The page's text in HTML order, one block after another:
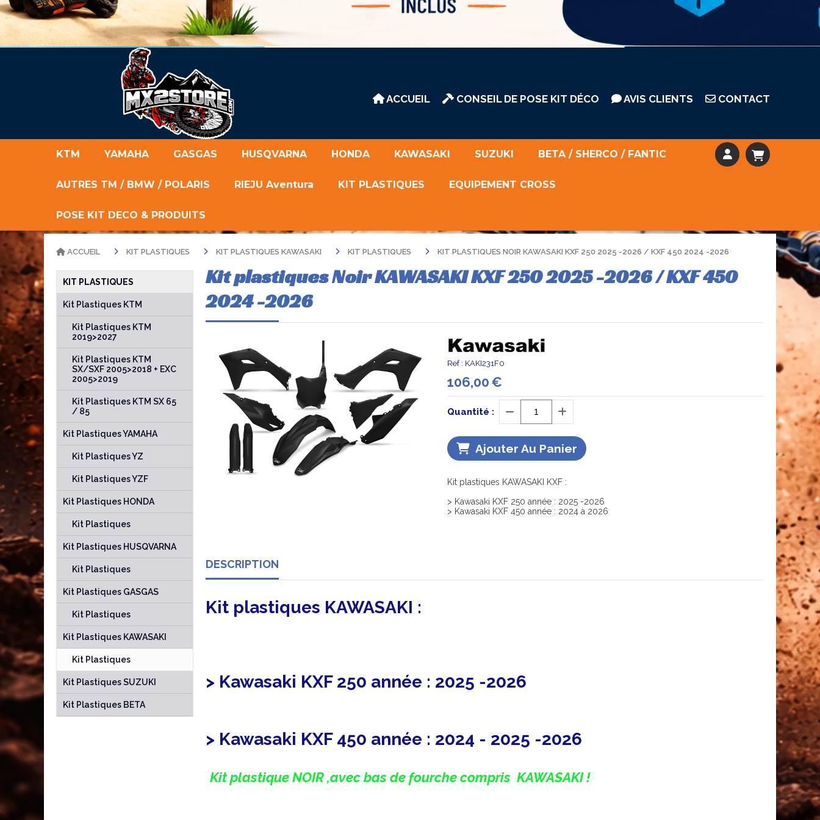
ACCUEIL CONSEIL DE POSE KIT DÉCO AVIS CLIENTS CONTACT
KTM YAMAHA GASGAS HUSQVARNA HONDA KAWASAKI SUZUKI BETA / SHERCO / FANTIC
AUTRES TM / BMW / POLARIS RIEJU Aventura KIT PLASTIQUES EQUIPEMENT CROSS
POSE KIT DECO & PRODUITS
KIT PLASTIQUES
Kit Plastiques KTM
Kit Plastiques KTM
2019>2027
Kit Plastiques KTM
SX/SXF 2005>2018 + EXC
2005>2019
Kit Plastiques KTM SX 65
/ 85
Kit Plastiques YAMAHA
Kit Plastiques YZ
Kit Plastiques YZF
Kit Plastiques HONDA
Kit Plastiques
Kit Plastiques HUSQVARNA
Kit Plastiques
Kit Plastiques GASGAS
Kit Plastiques
Kit Plastiques KAWASAKI
Kit Plastiques
Kit Plastiques SUZUKI
Kit Plastiques BETA
ACCUEIL KIT PLASTIQUES KIT PLASTIQUES KAWASAKI KIT PLASTIQUES KIT PLASTIQUES NOIR KAWASAKI KXF 250 2025 -2026 / KXF 450 2024 -2026
Kit plastiques Noir KAWASAKI KXF 250 2025 -2026 / KXF 450
2024 -2026
Ref : KAKI231F0
106,00€
Quantité :
Ajouter Au Panier
Kit plastiques KAWASAKI KXF :
> Kawasaki KXF 250 année : 2025 -2026
> Kawasaki KXF 450 année : 2024 à 2026
DESCRIPTION
Kit plastiques KAWASAKI :
> Kawasaki KXF 250 année : 2025 -2026
> Kawasaki KXF 450 année : 2024 - 2025 -2026
Kit plastique NOIR ,avec bas de fourche compris KAWASAKI !